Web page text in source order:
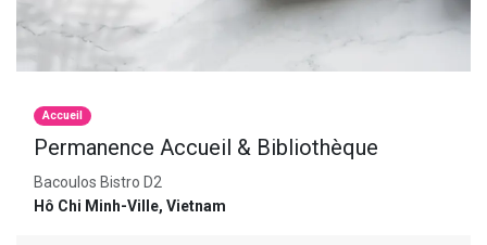
Accueil
Permanence Accueil & Bibliothèque
Bacoulos Bistro D2
Hô Chi Minh-Ville, Vietnam